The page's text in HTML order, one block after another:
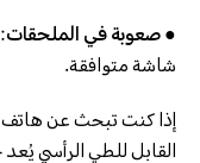
● صعوبة في الملحقات
شاشة متوافقة.
إذا كنت تبحث عن
القابل للطي الرأسي يُعد